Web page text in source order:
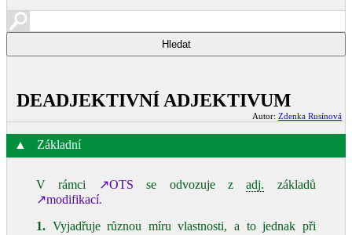
DEADJEKTIVNÍ ADJEKTIVUM
Autor: Zdenka Rusínová
▲ Základní
V rámci ↗OTS se odvozuje zadj. základů
↗modifikací.
1. Vyjadřuje různou míru vlastnosti, a to jednak při